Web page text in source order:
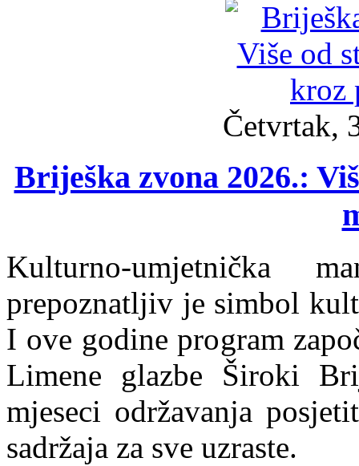
Četvrtak,
Briješka zvona 2026.:
Kulturno-umjetnička
prepoznatljiv je simbol
I ove godine program
Limene glazbe Široki
mjeseci održavanja
sadržaja za sve uzraste.